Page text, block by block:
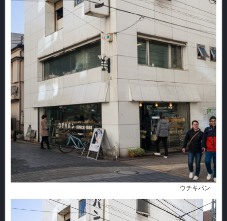
ウチキパン